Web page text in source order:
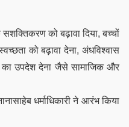
को बढ़ावा दिया, बच्चों
को बढ़ावा देना, अंधविश्वास
का उपदेश देना जैसे सामाजिक और
धर्माधिकारी ने आरंभ किया